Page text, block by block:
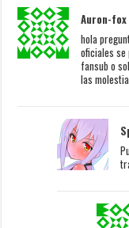
Auron-fox
hola
oficiales se
fansub o
las